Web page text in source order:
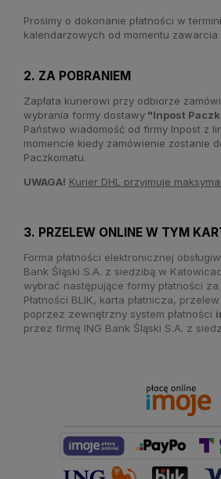
Prosimy o dokonanie płatności w
kalendarzowych od momentu zawarcia
2. ZA POBRANIEM
Zapłata kurierowi przy odbiorze
wybrania formy dostawy "Inpost
Państwo wiadomość od firmy Inpost z
momencie kiedy zamówienie zostanie
Paczkomatu.
UWAGA! Kurier DHL przyjmuje
3. PRZELEW ONLINE W TYM
Forma płatności elektronicznej
Bank Śląski S.A. z siedzibą w
wybrać następujące formy płatności
Płatności BLIK, karta płatnicza,
poprzez zewnętrzny system płatności
przez firmę ING Bank Śląski S.A. z